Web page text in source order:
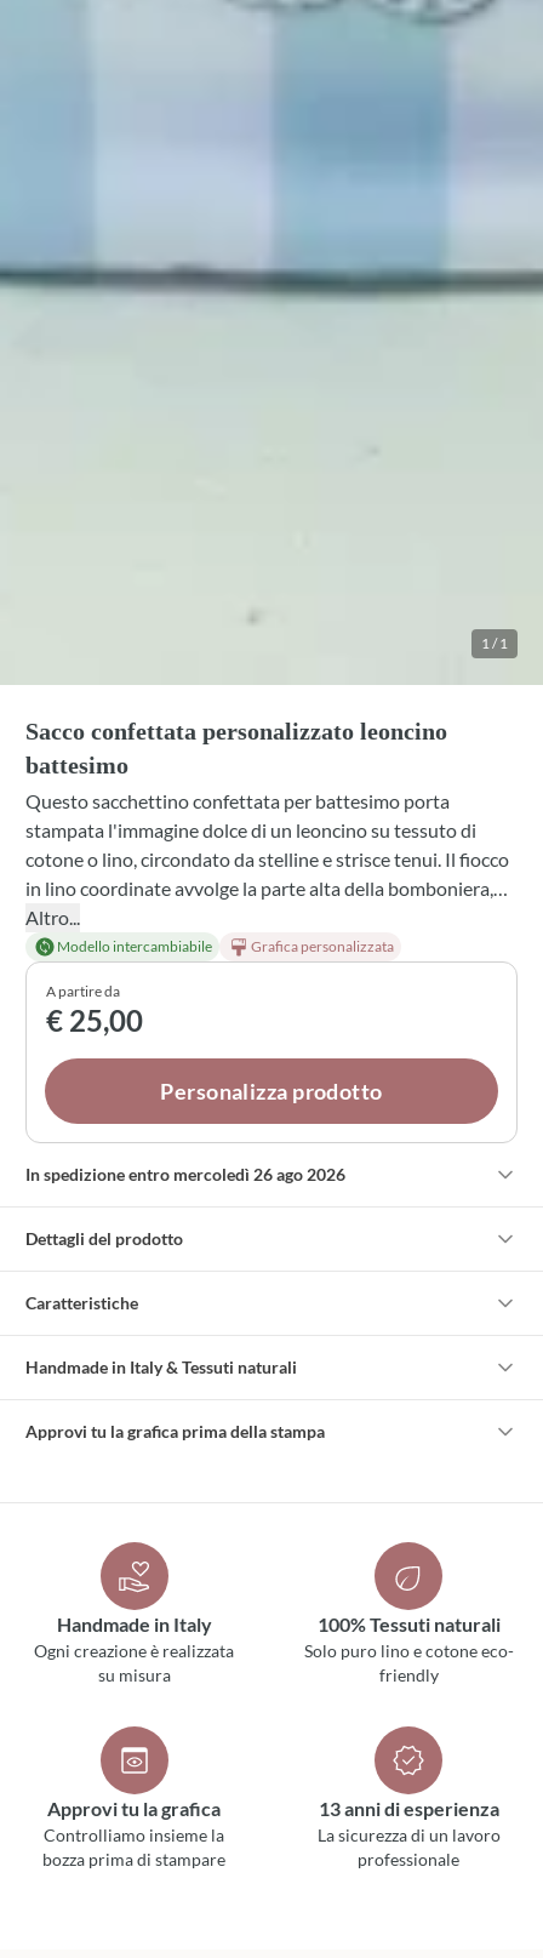
1/1
Sacco confettata personalizzato leoncino
battesimo
Questo sacchettino confettata per battesimo porta
stampata l'immagine dolce di un leoncino su tessuto di
cotone o lino, circondato da stelline e strisce tenui. Il fiocco
in lino coordinate avvolge la parte alta della bomboniera,
rendendola già confezionata con eleganza. Scegli tra
diverse tonalità di fiocco per adattarla al tema della festa e
personalizzala con il nome del piccolo ospite. Un dettaglio
artigianale perfetto per sorprendere i tuoi ospiti.
Altro...
Modello intercambiabile Grafica personalizzata
A partire da
€ 25,00
Personalizza prodotto
In spedizione entro mercoledì 26 ago 2026
Dettagli del prodotto
Caratteristiche
Handmade in Italy & Tessuti naturali
Approvi tu la grafica prima della stampa
Handmade in Italy
Ogni creazione è realizzata
su misura
100% Tessuti naturali
Solo puro lino e cotone eco-
friendly
Approvi tu la grafica
Controlliamo insieme la
bozza prima di stampare
13 anni di esperienza
La sicurezza di un lavoro
professionale